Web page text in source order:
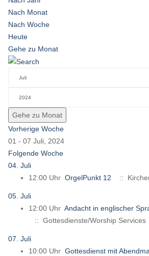
Nach Monat
Nach Woche
Heute
Gehe zu Monat
Gehe zu Monat
Vorherige Woche
01 - 07 Juli, 2024
Folgende Woche
04. Juli
12:00 Uhr OrgelPunkt 12 ::
05. Juli
12:00 Uhr Andacht in englischer
:: Gottesdienste/Worship Services
07. Juli
10:00 Uhr Gottesdienst mit